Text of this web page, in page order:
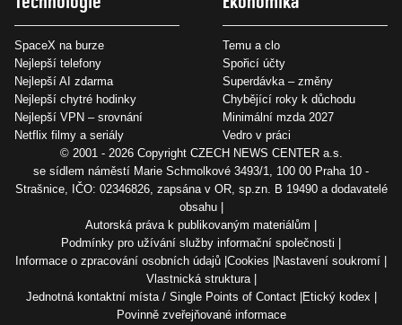
SpaceX na burze
Nejlepší telefony
Nejlepší AI zdarma
Nejlepší chytré hodinky
Nejlepší VPN – srovnání
Netflix filmy a seriály
Temu a clo
Spořicí účty
Superdávka – změny
Chybějící roky k důchodu
Minimální mzda 2027
Vedro v práci
© 2001 - 2026 Copyright CZECH NEWS CENTER a.s.
se sídlem náměstí Marie Schmolkové 3493/1, 100 00 Praha 10 -
Strašnice, IČO: 02346826, zapsána v OR, sp.zn. B 19490 a dodavatelé
obsahu
Autorská práva k publikovaným materiálům
Podmínky pro užívání služby informační společnosti
Informace o zpracování osobních údajů Cookies Nastavení soukromí
Vlastnická struktura
Jednotná kontaktní místa / Single Points of Contact Etický kodex
Povinně zveřejňované informace